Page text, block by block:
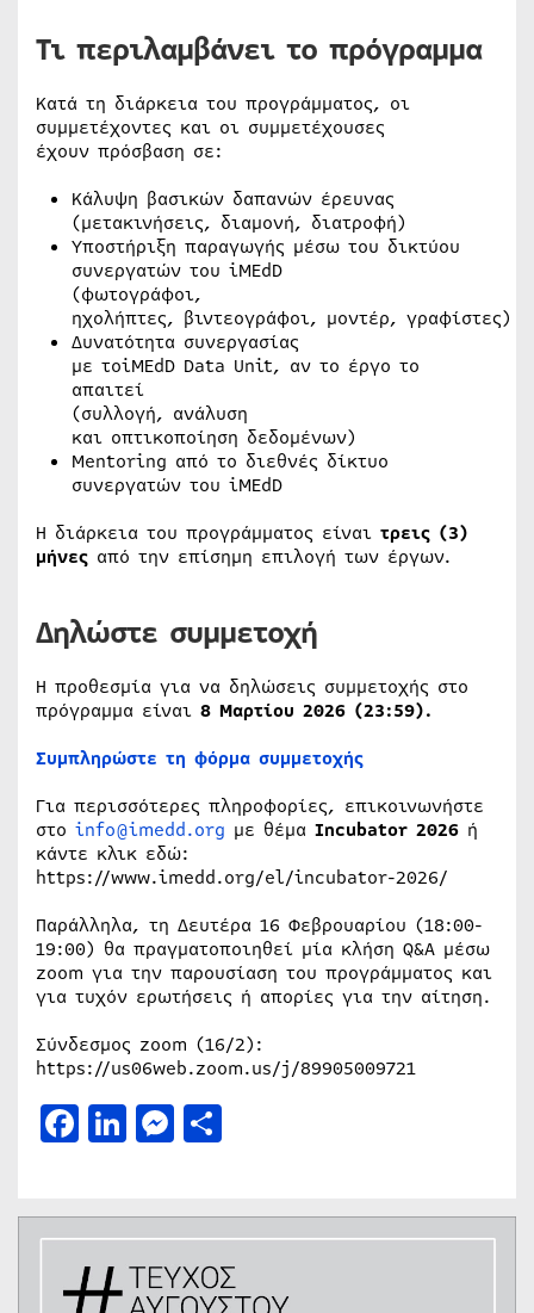
Τι περιλαμβάνει το πρόγραμμα
Κατά τη διάρκεια του προγράμματος, οι
συμμετέχοντες και οι συμμετέχουσες
έχουν πρόσβαση σε:
Κάλυψη βασικών δαπανών έρευνας
(μετακινήσεις, διαμονή, διατροφή)
Υποστήριξη παραγωγής μέσω του δικτύου
συνεργατών του iMEdD
(φωτογράφοι,
ηχολήπτες, βιντεογράφοι, μοντέρ, γραφίστες)
Δυνατότητα συνεργασίας
με τοiMEdD Data Unit, αν το έργο το
απαιτεί
(συλλογή, ανάλυση
και οπτικοποίηση δεδομένων)
Μentoring από το διεθνές δίκτυο
συνεργατών του iMEdD
Η διάρκεια του προγράμματος είναι τρεις (3)
μήνες από την επίσημη επιλογή των έργων.
Δηλώστε συμμετοχή
Η προθεσμία για να δηλώσεις συμμετοχής στο
πρόγραμμα είναι 8 Μαρτίου 2026 (23:59).
Συμπληρώστε τη φόρμα συμμετοχής
Για περισσότερες πληροφορίες, επικοινωνήστε
στο info@imedd.org με θέμα Incubator 2026 ή
κάντε κλικ εδώ:
https://www.imedd.org/el/incubator-2026/
Παράλληλα, τη Δευτέρα 16 Φεβρουαρίου (18:00-
19:00) θα πραγματοποιηθεί μία κλήση Q&A μέσω
zoom για την παρουσίαση του προγράμματος και
για τυχόν ερωτήσεις ή απορίες για την αίτηση.
Σύνδεσμος zoom (16/2):
https://us06web.zoom.us/j/89905009721
Facebook
LinkedIn
Messenger